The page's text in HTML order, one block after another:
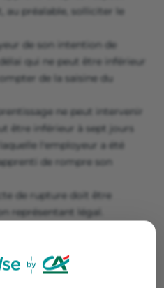
au préalable, solliciter le
de son intention de
qui ne peut être inférieur
de la saisine du
ne peut intervenir
être inférieur à sept jours
l'employeur a été
de rompre son
de rupture doit être
représentant légal.